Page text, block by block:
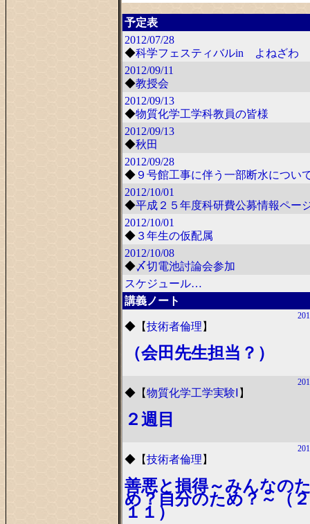
予定表
2012/07/28
◆科学フェスティバルin よねざわ
2012/09/11
◆教授会
2012/09/13
◆物質化学工学科教員の皆様
2012/09/13
◆秋田
2012/09/28
◆ ９号館工事に伴う一部断水につい
2012/10/01
◆平成２５年度科研費公募情報ペー
2012/10/01
◆ ３年生の仮配属
2012/10/08
◆〆切電池討論会参加
スケジュール…
講義ノート
◆ 【技術者倫理 】
（会田先生担当？）
◆ 【物質化学工学実験Ⅰ 】
２週目
◆ 【技術者倫理 】
善悪と損得～みんなの
め？自分のため？～（
１１）